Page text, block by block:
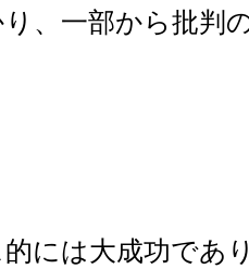
、一部から批判
には大成功であ